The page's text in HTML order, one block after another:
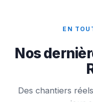
EN
Nos
Des chantiers